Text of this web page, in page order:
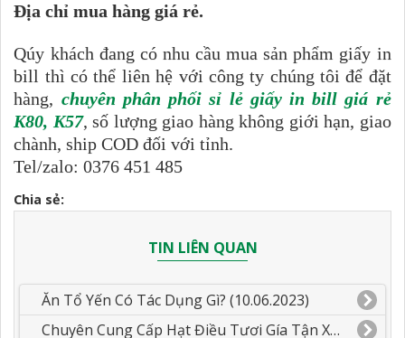
Địa chỉ mua hàng giá rẻ.
Qúy khách đang có nhu cầu mua sản phẩm giấy in
bill thì có thể liên hệ với công ty chúng tôi để đặt
hàng, chuyên phân phối sỉ lẻ giấy in bill giá rẻ
K80, K57, số lượng giao hàng không giới hạn, giao
chành, ship COD đối với tỉnh.
Tel/zalo: 0376 451 485
Chia sẻ:
TIN LIÊN QUAN
Ăn Tổ Yến Có Tác Dụng Gì? (10.06.2023)
Chuyên Cung Cấp Hạt Điều Tươi Gía Tận Xưởng.(05.06.2023)